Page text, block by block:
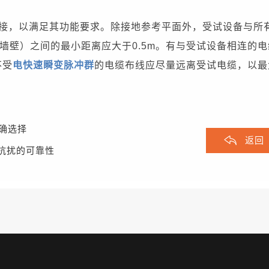
，以满足其功能要求。
除接地参考平面外，受试设备与所
壁）之间的最小距离应大于0.5m。 有与受试设备相连的
电快速瞬变脉冲群的电缆布线应尽量远离受试电缆，以最
选择
扰的可靠性
返回